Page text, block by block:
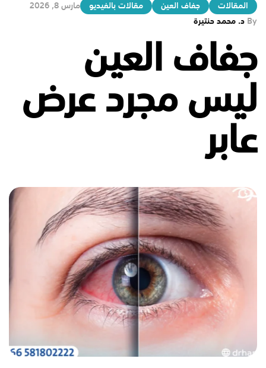
المقالات جفاف العين مقالات بالفيديو
مارس 8, 2026
By د. محمد حنتيرة
جفاف العين
ليس مجرد عرض
عابر